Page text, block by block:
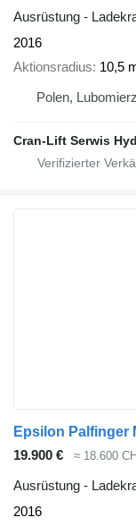
Ausrüstung -
2016
Aktionsradius 10,5
Polen, Lubomierz
Cran-Lift Serwis
Epsilon Palfinger
19.900 €
≈ 18.600
Ausrüstung -
2016